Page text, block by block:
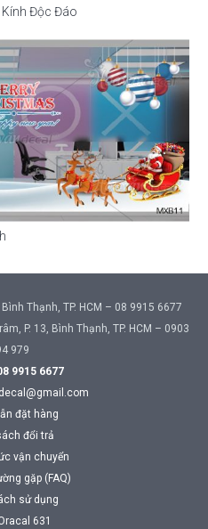
Kính Độc Đáo
Thạnh, TP. HCM – 08 9915 6677
P. 13, Bình Thạnh, TP. HCM – 0903
979
9915 6677
đặt hàng
đổi trả
vận chuyển
gặp (FAQ)
sử dụng
631